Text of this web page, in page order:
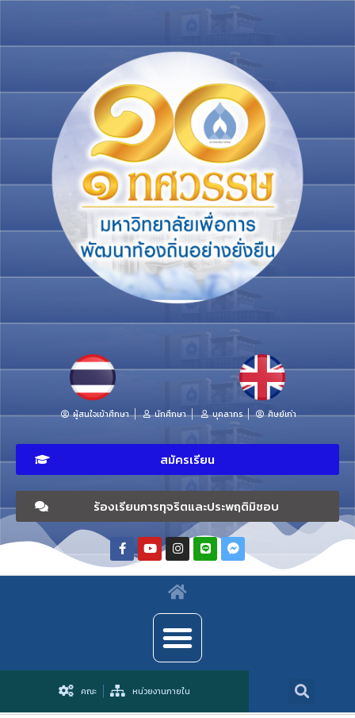
ผู้สนใจเข้าศึกษา นักศึกษา บุคลากร ศิษย์เก่า
สมัครเรียน
ร้องเรียนการทุจริตและประพฤติมิชอบ
คณะ หน่วยงานภายใน